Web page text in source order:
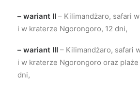
– wariant II – Kilimandżaro, safari
i w kraterze Ngorongoro, 12 dni,
– wariant III – Kilimandżaro, safari
i w kraterze Ngorongoro oraz plaże
dni,